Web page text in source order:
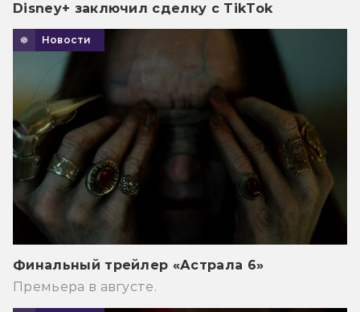
Disney+ заключил сделку с TikTok
Новости
Финальный трейлер «Астрала 6»
Премьера в августе.